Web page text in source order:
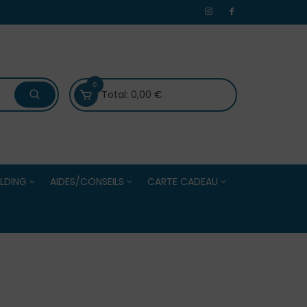
0
Total: 0,00 €
Adultes
AIDES/CONSEILS
pétanque
CARTE CADEAU